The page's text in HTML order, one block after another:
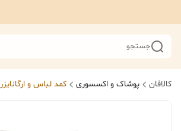
جستجو
کالافان پوشاک و اکسسوری کمد لباس و ارگانایزر